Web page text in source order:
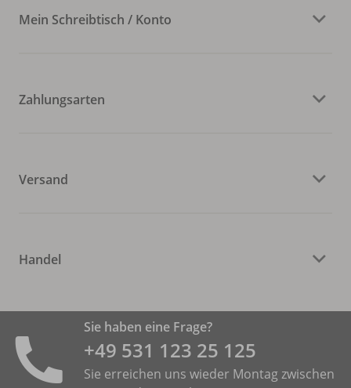
Mein Schreibtisch / Konto
Zahlungsarten
Versand
Handel
Sie haben eine Frage?
+49 531 ­123 25 125
Sie erreichen uns wieder Montag zwischen